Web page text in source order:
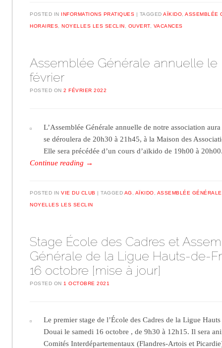
POSTED IN INFORMATIONS PRATIQUES TAGGEDAÏKIDO ,ASSEMBLÉE
HORAIRES ,NOYELLES LES SECLIN OUVERT, VACANCES
Assemblée Générale annuelle le
février
POSTED ON2 FÉVRIER 2022
L’Assemblée Générale annuelle de notre association
se déroulera de 20h30 à 21h45, à la Maison des
Elle sera précédée d’un cours d’aïkido de 19h00 à
Continue reading →
POSTED INVIE DU CLUB TAGGED AG AÏKIDO ASSEMBLÉE GÉNÉRALE
NOYELLES LES SECLIN
Stage École des Cadres et
Générale de la Ligue Hauts-de-
16 octobre [mise à jour]
POSTED ON1 OCTOBRE 2021
Le premier stage de l’École des Cadres de la Ligue
Douai le samedi 16 octobre , de 9h30 à 12h15. Il sera
Comités Interdépartementaux (Flandres-Artois et